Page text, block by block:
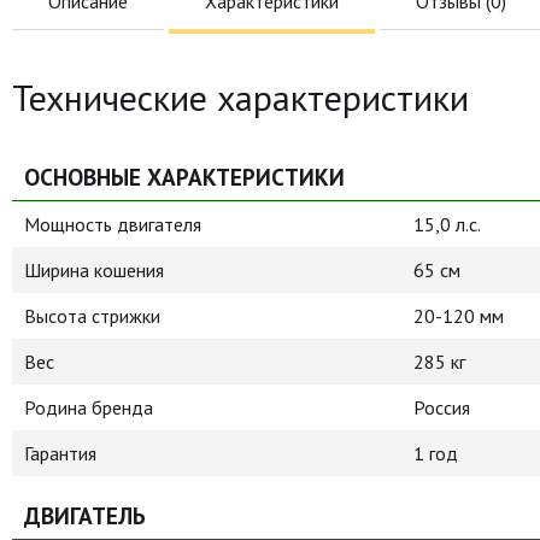
Технические характеристики
ОСНОВНЫЕ ХАРАКТЕРИСТИКИ
Мощность двигателя
15,0 л.с.
Ширина кошения
65 см
Высота стрижки
20-120 мм
Вес
285 кг
Родина бренда
Россия
Гарантия
1 год
ДВИГАТЕЛЬ